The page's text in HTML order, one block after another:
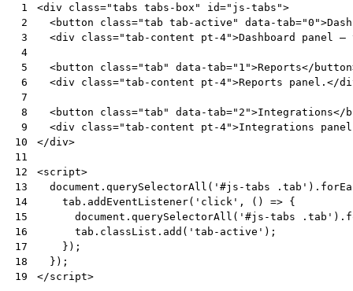
1
2
3
4
5
6
7
8
9
10
11
12
13
14
15
16
17
18
19
<div class="tabs tabs-box" id="js-tabs">
<button class="tab tab-active" data-tab="0">
<div class="tab-content pt-4">Dashboard panel
<button class="tab" data-tab="1">Reports</ button
<div class="tab-content pt-4">Reports panel. </
<button class="tab" data-tab="2">Integrations</
<div class="tab-content pt-4">Integrations
</div>
<script>
document . querySelectorAll ( '#js-tabs .tab' ).
tab . addEventListener( 'click' , () => {
document . querySelectorAll ( '#js-tabs .tab' ).
tab . classList . add ( 'tab-active' );
});
});
</script>